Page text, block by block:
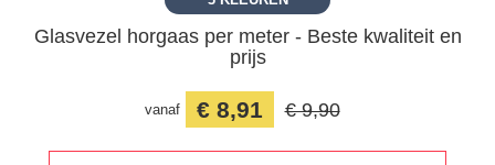
Glasvezel horgaas per meter - Beste kwaliteit en
prijs
vanaf € 8,91 € 9,90